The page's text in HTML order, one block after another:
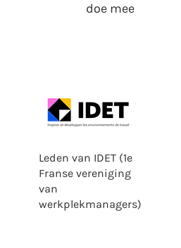
doe mee
Leden van IDET (1e
Franse vereniging
van
werkplekmanagers)